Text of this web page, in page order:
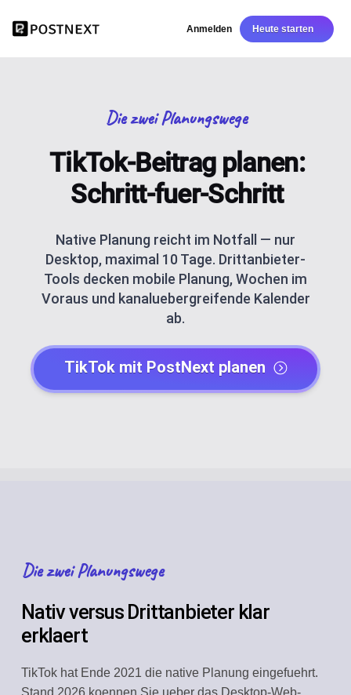
Anmelden Heute starten
Die zwei Planungswege
TikTok-Beitrag planen:
Schritt-fuer-Schritt
Native Planung reicht im Notfall — nur
Desktop, maximal 10 Tage. Drittanbieter-
Tools decken mobile Planung, Wochen im
Voraus und kanaluebergreifende Kalender
ab.
TikTok mit PostNext planen
Die zwei Planungswege
Nativ versus Drittanbieter klar
erklaert
TikTok hat Ende 2021 die native Planung eingefuehrt.
Stand 2026 koennen Sie ueber das Desktop-Web-